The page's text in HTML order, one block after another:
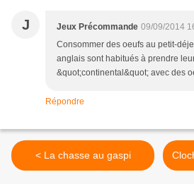
J Jeux Précommande 09/09/2014
Consommer des oeufs au petit-
anglais sont habitués à prendre
&quot;continental&quot; avec des
Répondre
< La chasse au gaspi